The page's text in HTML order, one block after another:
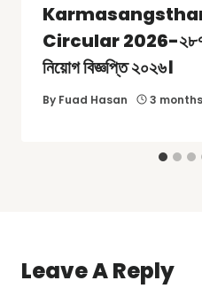
Circular 2026-২৮৭
নিয়োগ বিজ্ঞপ্তি ২০২৬।
By Fuad Hasan 3
Leave A Reply